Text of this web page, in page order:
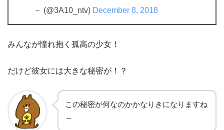
－ (@3A10_ntv) December 8, 2018
みんなが憧れ抱く孤高の少女！
だけど彼女には大きな秘密が！？
この秘密が何なのかかなりきになりますね
～